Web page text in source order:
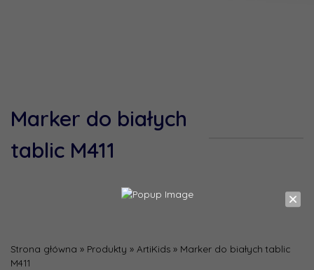
Marker do białych
tablic M411
Strona główna » Produkty » ArtiKids » Marker do białych tablic
M411